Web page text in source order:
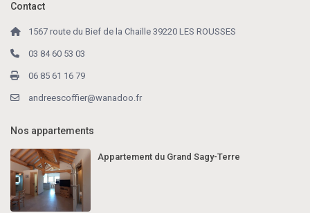
Contact
1567 route du Bief de la Chaille 39220 LES ROUSSES
03 84 60 53 03
06 85 61 16 79
andreescoffier@wanadoo.fr
Nos appartements
Appartement du Grand Sagy-Terre